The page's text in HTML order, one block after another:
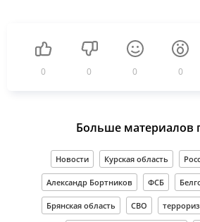
0 0 0 0
Больше материалов
Новости Курская область
Александр Бортников ФСБ
Брянская область СВО